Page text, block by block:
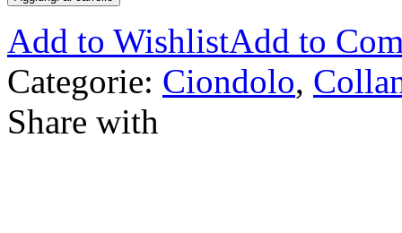
Add to WishlistAdd to
Categorie: Ciondolo,
Share with